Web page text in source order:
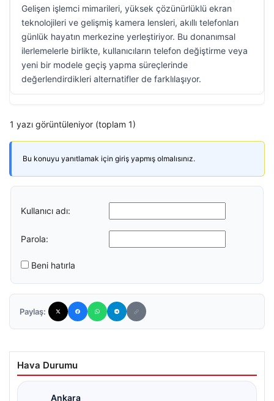
Gelişen işlemci mimarileri, yüksek çözünürlüklü ekran
teknolojileri ve gelişmiş kamera lensleri, akıllı telefonları
günlük hayatın merkezine yerleştiriyor. Bu donanımsal
ilerlemelerle birlikte, kullanıcıların telefon değiştirme veya
yeni bir modele geçiş yapma süreçlerinde
değerlendirdikleri alternatifler de farklılaşıyor.
1 yazı görüntüleniyor (toplam 1)
Bu konuyu yanıtlamak için giriş yapmış olmalısınız.
Kullanıcı adı:
Parola:
Beni hatırla
Paylaş:
Hava Durumu
Ankara